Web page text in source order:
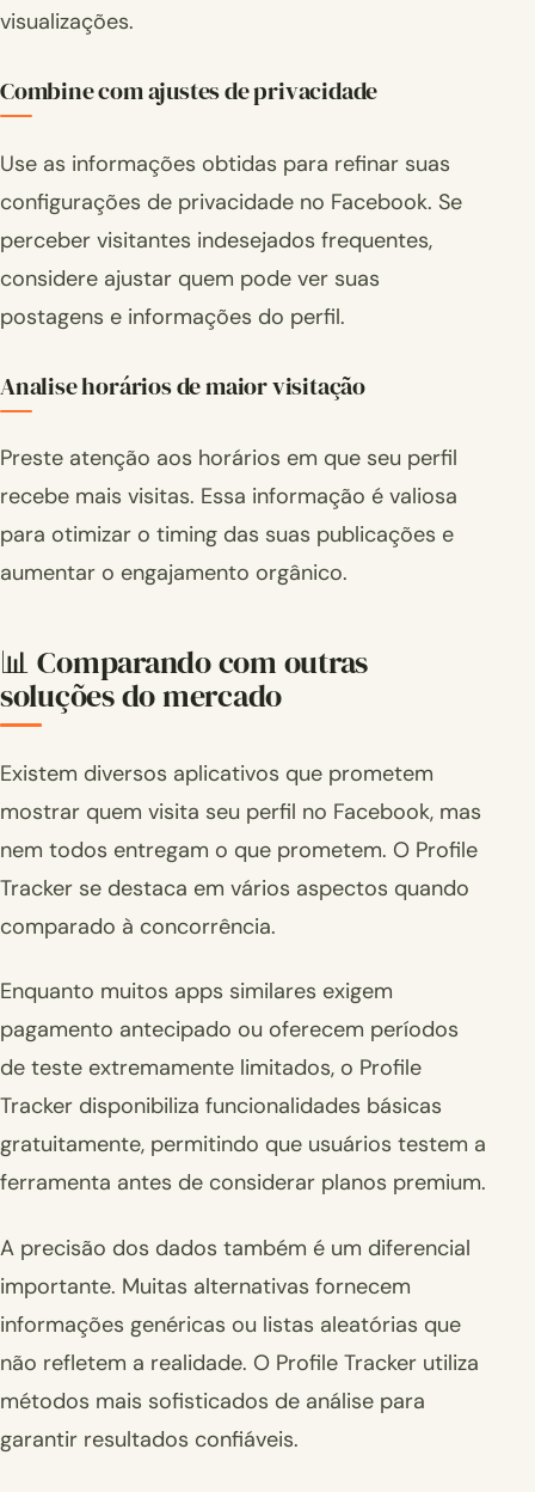
visualizações.
Combine com ajustes de privacidade
Use as informações obtidas para refinar suas
configurações de privacidade no Facebook. Se
perceber visitantes indesejados frequentes,
considere ajustar quem pode ver suas
postagens e informações do perfil.
Analise horários de maior visitação
Preste atenção aos horários em que seu perfil
recebe mais visitas. Essa informação é valiosa
para otimizar o timing das suas publicações e
aumentar o engajamento orgânico.
📊 Comparando com outras
soluções do mercado
Existem diversos aplicativos que prometem
mostrar quem visita seu perfil no Facebook, mas
nem todos entregam o que prometem. O Profile
Tracker se destaca em vários aspectos quando
comparado à concorrência.
Enquanto muitos apps similares exigem
pagamento antecipado ou oferecem períodos
de teste extremamente limitados, o Profile
Tracker disponibiliza funcionalidades básicas
gratuitamente, permitindo que usuários testem a
ferramenta antes de considerar planos premium.
A precisão dos dados também é um diferencial
importante. Muitas alternativas fornecem
informações genéricas ou listas aleatórias que
não refletem a realidade. O Profile Tracker utiliza
métodos mais sofisticados de análise para
garantir resultados confiáveis.